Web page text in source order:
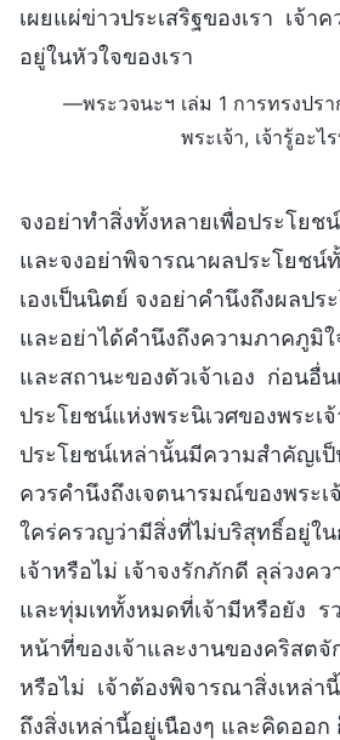
เผยแผ่ข่าวประเสริฐของเรา เจ้าค
อยู่ในหัวใจของเรา
—พระวจนะฯ เล่ม 1 การทรงปร
พระเจ้า, เจ้ารู้อะไ
จงอย่าทำสิ่งทั้งหลายเพื่อประโยชน์
และจงอย่าพิจารณาผลประโยชน์
เองเป็นนิตย์ จงอย่าคำนึงถึงผลป
และอย่าได้คำนึงถึงความภาคภูมิ
และสถานะของตัวเจ้าเอง ก่อนอื่
ประโยชน์แห่งพระนิเวศของพระเ
ประโยชน์เหล่านั้นมีความสำคัญเ
ควรคำนึงถึงเจตนารมณ์ของพระเ
ใคร่ครวญว่ามีสิ่งที่ไม่บริสุทธิ์อยู่ใ
เจ้าหรือไม่ เจ้าจงรักภักดี ลุล่วงค
และทุ่มเททั้งหมดที่เจ้ามีหรือยัง ร
หน้าที่ของเจ้าและงานของคริสตจั
หรือไม่ เจ้าต้องพิจารณาสิ่งเหล่า
ถึงสิ่งเหล่านี้อยู่เนืองๆ และคิดออ